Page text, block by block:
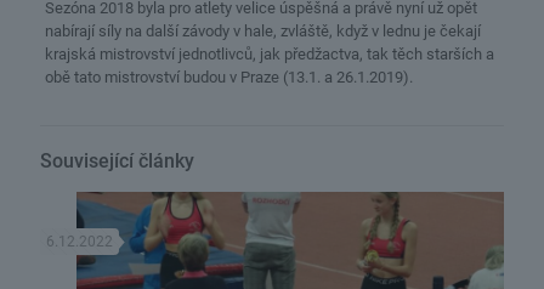
Sezóna 2018 byla pro atlety velice úspěšná a právě nyní už opět
nabírají síly na další závody v hale, zvláště, když v lednu je čekají
krajská mistrovství jednotlivců, jak předžactva, tak těch starších a
obě tato mistrovství budou v Praze (13.1. a 26.1.2019).
Související články
6.12.2022